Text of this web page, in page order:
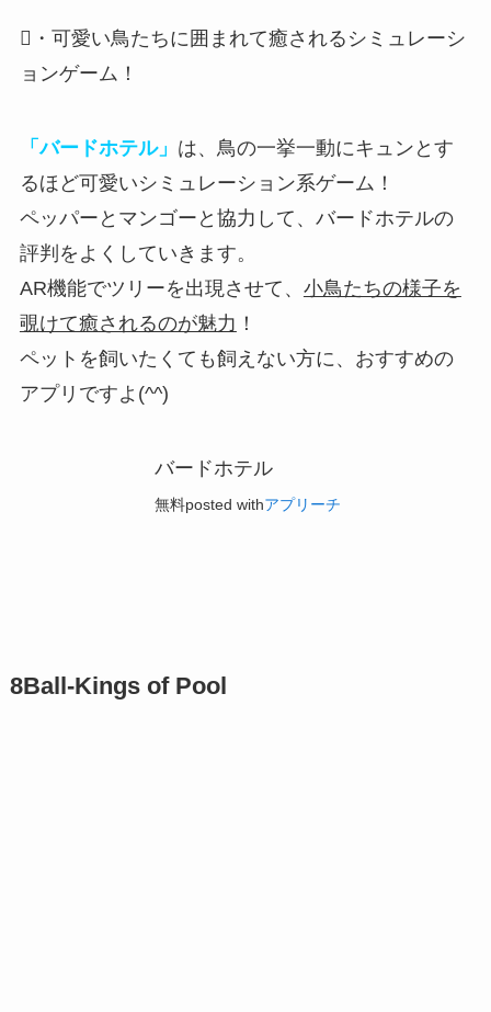
・可愛い鳥たちに囲まれて癒されるシミュレーシ
ョンゲーム！
「バードホテル」 は、鳥の一挙一動にキュンとす
るほど可愛いシミュレーション系ゲーム！
ペッパーとマンゴーと協力して、 バードホテルの
評判をよくしていきます。
AR機能でツリーを出現させて、 小鳥たちの様子を
覗けて癒されるのが魅力 ！
ペットを飼いたくても飼えない方に、おすすめの
アプリですよ(^^)
バードホテル
無料posted withアプリーチ
8Ball-Kings of Pool